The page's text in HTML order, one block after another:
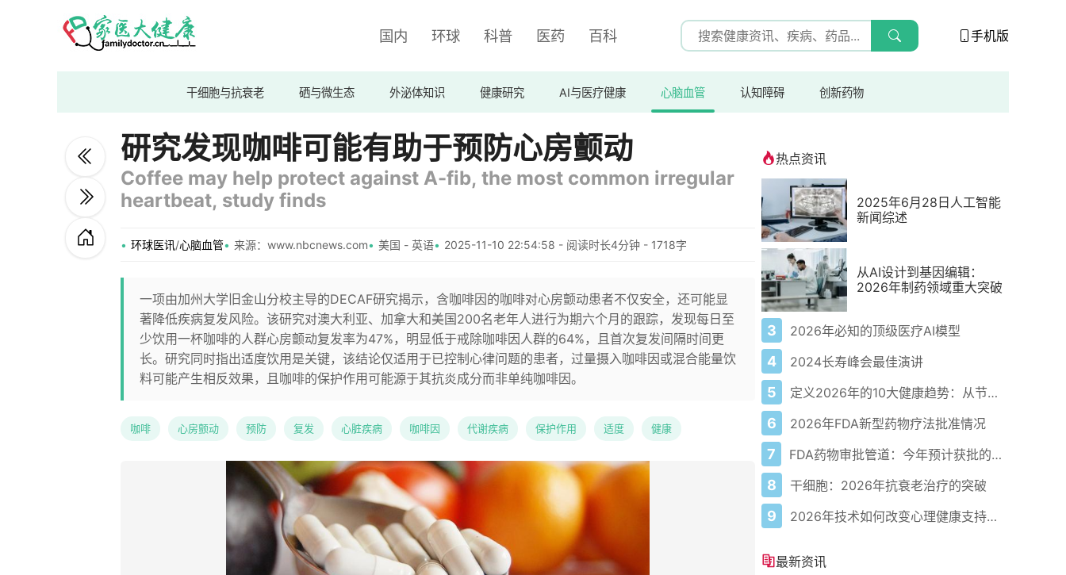
国内 环球 科普 医药 百科 手机版
干细胞与抗衰老 硒与微生态 外泌体知识 健康研究 AI与医疗健康 心脑血管 认知障碍 创新药物
研究发现咖啡可能有助于预防心房颤动
Coffee may help protect against A-fib, the most common irregular
heartbeat, study finds
环球医讯/心脑血管 来源：www.nbcnews.com 美国 - 英语 2025-11-10 22:54:58 - 阅读时长4分钟 - 1718字
一项由加州大学旧金山分校主导的DECAF研究揭示，含咖啡因的咖啡对心房颤动患者不仅安全，还可能显
著降低疾病复发风险。该研究对澳大利亚、加拿大和美国200名老年人进行为期六个月的跟踪，发现每日至
少饮用一杯咖啡的人群心房颤动复发率为47%，明显低于戒除咖啡因人群的64%，且首次复发间隔时间更
长。研究同时指出适度饮用是关键，该结论仅适用于已控制心律问题的患者，过量摄入咖啡因或混合能量饮
料可能产生相反效果，且咖啡的保护作用可能源于其抗炎成分而非单纯咖啡因。
咖啡 心房颤动 预防 复发 心脏疾病 咖啡因 代谢疾病 保护作用 适度 健康
热点资讯
2025年6月28日人工智能
新闻综述
从AI设计到基因编辑：
2026年制药领域重大突破
3 2026年必知的顶级医疗AI模型
4 2024长寿峰会最佳演讲
5 定义2026年的10大健康趋势：从节律健康到冷热交替疗法
6 2026年FDA新型药物疗法批准情况
7 FDA药物审批管道：今年预计获批的关键新疗法
8 干细胞：2026年抗衰老治疗的突破
9 2026年技术如何改变心理健康支持的获取方式
最新资讯